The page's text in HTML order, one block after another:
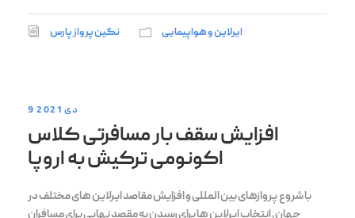
نگین پرواز پارس ایرلاین و هواپیمایی
9 دی 2021
افزایش سقف بار مسافرتی کلاس
اکونومی ترکیش به اروپا
با شروع پروازهای بین المللی و افزایش مقاصد ایرلاین های مختلف در